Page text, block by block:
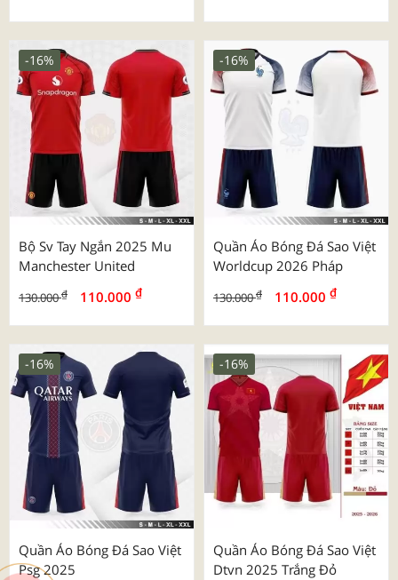
Bộ Sv Tay Ngắn 2025 Mu
Manchester United
130.000₫ 110.000 ₫
-16%
Quần Áo Bóng Đá Sao Việt
Worldcup 2026 Pháp
130.000₫ 110.000 ₫
-16%
Quần Áo Bóng Đá Sao Việt
Psg 2025
-16%
Quần Áo Bóng Đá Sao Việt
Dtvn 2025 Trắng Đỏ
-16%